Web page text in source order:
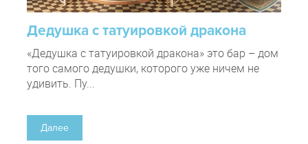
Дедушка с татуировкой дракона
«Дедушка с татуировкой дракона» это бар – дом
того самого дедушки, которого уже ничем не
удивить. Пу...
Далее